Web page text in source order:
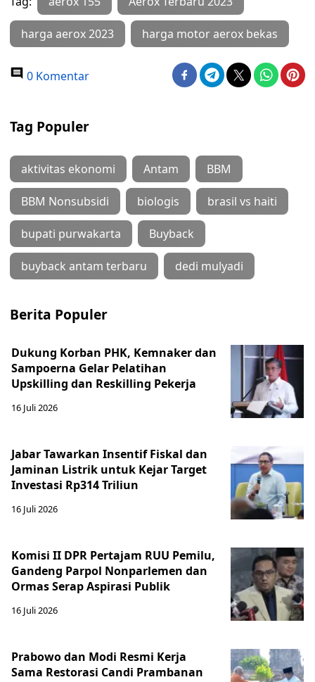
harga aerox 2023 harga motor aerox bekas
0 Komentar
Tag Populer
aktivitas ekonomi Antam BBM
BBM Nonsubsidi biologis brasil vs haiti
bupati purwakarta Buyback
buyback antam terbaru dedi mulyadi
Berita Populer
Dukung Korban PHK, Kemnaker dan
Sampoerna Gelar Pelatihan
Upskilling dan Reskilling Pekerja
16 Juli 2026
Jabar Tawarkan Insentif Fiskal dan
Jaminan Listrik untuk Kejar Target
Investasi Rp314 Triliun
16 Juli 2026
Komisi II DPR Pertajam RUU Pemilu,
Gandeng Parpol Nonparlemen dan
Ormas Serap Aspirasi Publik
16 Juli 2026
Prabowo dan Modi Resmi Kerja
Sama Restorasi Candi Prambanan